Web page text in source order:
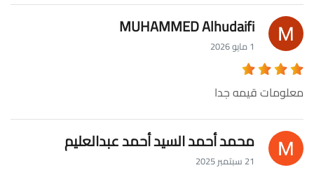
MUHAMMED Alhudaifi
1 مايو 2026
معلومات قيمه جدا
محمد أحمد السيد أحمد عبدالعليم
21 سبتمبر 2025